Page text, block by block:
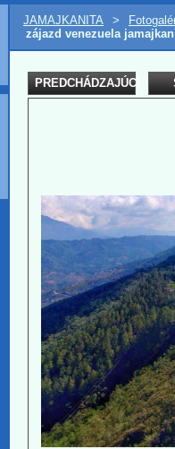
JAMAJKANITA >
zájazd venezuela
PREDCHÁDZAJÚCI